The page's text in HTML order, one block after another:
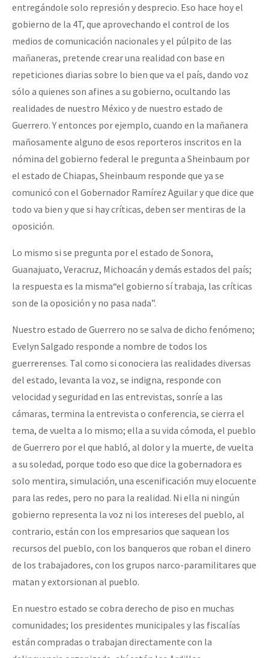
entregándole solo represión y desprecio. Eso hace hoy el
gobierno de la 4T, que aprovechando el control de los
medios de comunicación nacionales y el púlpito de las
mañaneras, pretende crear una realidad con base en
repeticiones diarias sobre lo bien que va el país, dando voz
sólo a quienes son afines a su gobierno, ocultando las
realidades de nuestro México y de nuestro estado de
Guerrero. Y entonces por ejemplo, cuando en la mañanera
mañosamente alguno de esos reporteros inscritos en la
nómina del gobierno federal le pregunta a Sheinbaum por
el estado de Chiapas, Sheinbaum responde que ya se
comunicó con el Gobernador Ramírez Aguilar y que dice que
todo va bien y que si hay críticas, deben ser mentiras de la
oposición.
Lo mismo si se pregunta por el estado de Sonora,
Guanajuato, Veracruz, Michoacán y demás estados del país;
la respuesta es la misma“el gobierno sí trabaja, las críticas
son de la oposición y no pasa nada”.
Nuestro estado de Guerrero no se salva de dicho fenómeno;
Evelyn Salgado responde a nombre de todos los
guerrerenses. Tal como si conociera las realidades diversas
del estado, levanta la voz, se indigna, responde con
velocidad y seguridad en las entrevistas, sonríe a las
cámaras, termina la entrevista o conferencia, se cierra el
tema, de vuelta a lo mismo; ella a su vida cómoda, el pueblo
de Guerrero por el que habló, al dolor y la muerte, de vuelta
a su soledad, porque todo eso que dice la gobernadora es
solo mentira, simulación, una escenificación muy elocuente
para las redes, pero no para la realidad. Ni ella ni ningún
gobierno representa la voz ni los intereses del pueblo, al
contrario, están con los empresarios que saquean los
recursos del pueblo, con los banqueros que roban el dinero
de los trabajadores, con los grupos narco-paramilitares que
matan y extorsionan al pueblo.
En nuestro estado se cobra derecho de piso en muchas
comunidades; los presidentes municipales y las fiscalías
están compradas o trabajan directamente con la